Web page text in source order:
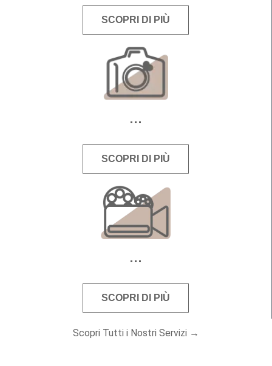
SCOPRI DI PIÙ
SCOPRI DI PIÙ
SCOPRI DI PIÙ
Scopri Tutti i Nostri Servizi →